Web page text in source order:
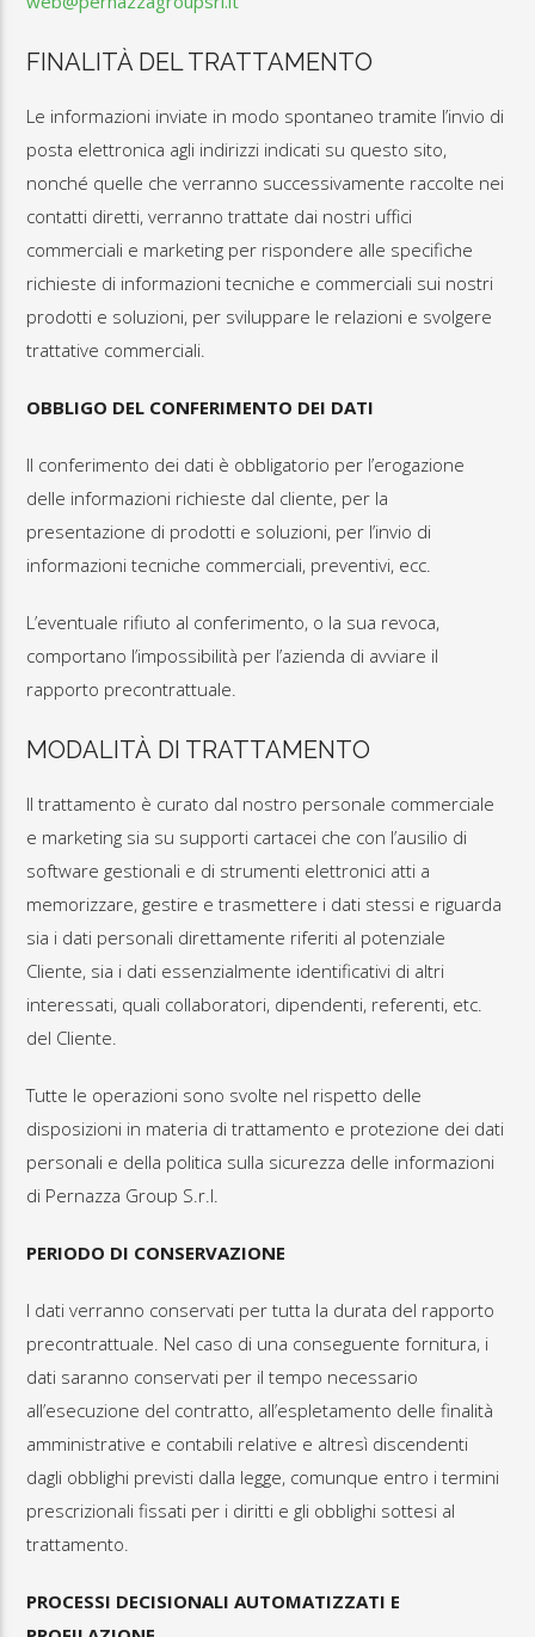
FINALITÀ DEL TRATTAMENTO
Le informazioni inviate in modo spontaneo tramite l’invio di
posta elettronica agli indirizzi indicati su questo sito,
nonché quelle che verranno successivamente raccolte nei
contatti diretti, verranno trattate dai nostri uffici
commerciali e marketing per rispondere alle specifiche
richieste di informazioni tecniche e commerciali sui nostri
prodotti e soluzioni, per sviluppare le relazioni e svolgere
trattative commerciali.
OBBLIGO DEL CONFERIMENTO DEI DATI
Il conferimento dei dati è obbligatorio per l’erogazione
delle informazioni richieste dal cliente, per la
presentazione di prodotti e soluzioni, per l’invio di
informazioni tecniche commerciali, preventivi, ecc.
L’eventuale rifiuto al conferimento, o la sua revoca,
comportano l’impossibilità per l’azienda di avviare il
rapporto precontrattuale.
MODALITÀ DI TRATTAMENTO
Il trattamento è curato dal nostro personale commerciale
e marketing sia su supporti cartacei che con l’ausilio di
software gestionali e di strumenti elettronici atti a
memorizzare, gestire e trasmettere i dati stessi e riguarda
sia i dati personali direttamente riferiti al potenziale
Cliente, sia i dati essenzialmente identificativi di altri
interessati, quali collaboratori, dipendenti, referenti, etc.
del Cliente.
Tutte le operazioni sono svolte nel rispetto delle
disposizioni in materia di trattamento e protezione dei dati
personali e della politica sulla sicurezza delle informazioni
di Pernazza Group S.r.l.
PERIODO DI CONSERVAZIONE
I dati verranno conservati per tutta la durata del rapporto
precontrattuale. Nel caso di una conseguente fornitura, i
dati saranno conservati per il tempo necessario
all’esecuzione del contratto, all’espletamento delle finalità
amministrative e contabili relative e altresì discendenti
dagli obblighi previsti dalla legge, comunque entro i termini
prescrizionali fissati per i diritti e gli obblighi sottesi al
trattamento.
PROCESSI DECISIONALI AUTOMATIZZATI E